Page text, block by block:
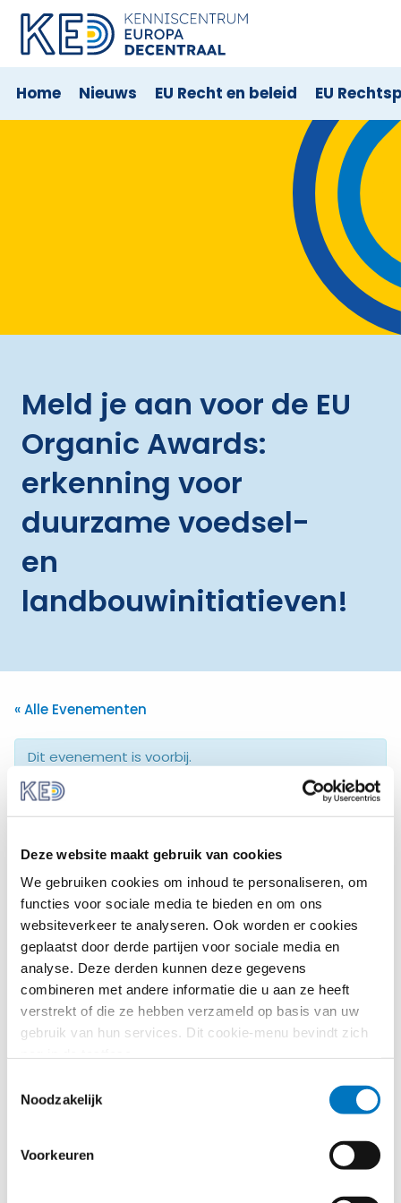
Deze website maakt gebruik van cookies
We gebruiken cookies om inhoud te personaliseren, om
functies voor sociale media te bieden en om ons
websiteverkeer te analyseren. Ook worden er cookies
geplaatst door derde partijen voor sociale media en
analyse. Deze derden kunnen deze gegevens
combineren met andere informatie die u aan ze heeft
verstrekt of die ze hebben verzameld op basis van uw
gebruik van hun services. Dit cookie-menu bevindt zich
Noodzakelijk
Voorkeuren
Home Nieuws EU Recht en beleid EU
Meld je aan voor de EU
Organic Awards:
erkenning voor
duurzame voedsel-
en
landbouwinitiatieven!
« Alle Evenementen
Dit evenement is voorbij.
Meld je aan voor de EU
Organic Awards:
erkenning voor
duurzame voedsel- en
landbouwinitiatieven!
26 april@08:00–23:59
die aandacht geven aan duurzame voedselsystemen
en biologische landbouw. Twee prijzen zijn interessant
‘Beste biologische regio
of bio-district’